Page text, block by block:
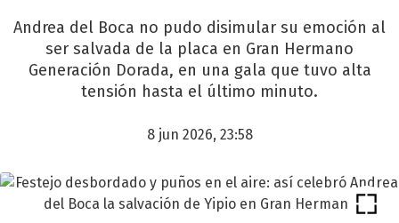
Andrea del Boca no pudo disimular su emoción al
ser salvada de la placa en Gran Hermano
Generación Dorada, en una gala que tuvo alta
tensión hasta el último minuto.
8 jun 2026, 23:58